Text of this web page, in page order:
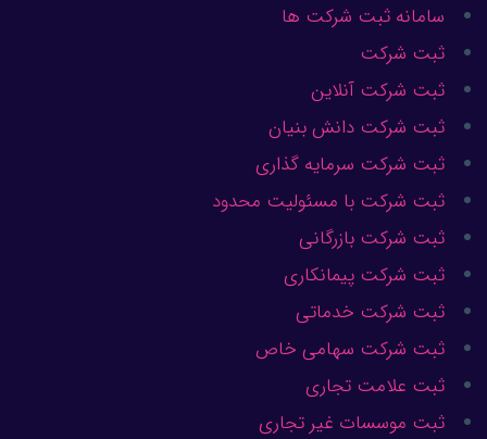
سامانه ثبت شرکت ها
ثبت شرکت
ثبت شرکت آنلاین
ثبت شرکت دانش بنیان
ثبت شرکت سرمایه گذاری
ثبت شرکت با مسئولیت محدود
ثبت شرکت بازرگانی
ثبت شرکت پیمانکاری
ثبت شرکت خدماتی
ثبت شرکت سهامی خاص
ثبت علامت تجاری
ثبت موسسات غیر تجاری